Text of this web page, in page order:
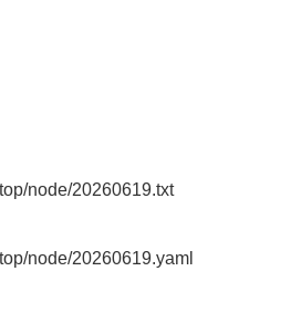
node/20260619.txt
node/20260619.yaml